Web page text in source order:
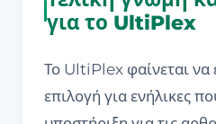
για το UltiPlex
Το UltiPlex φαίνεται να
επιλογή για ενήλικες